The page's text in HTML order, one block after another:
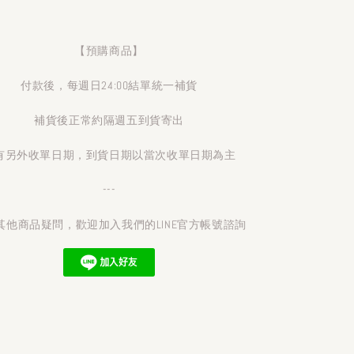
【預購商品】
付款後，每週日24:00結單統一補貨
補貨後正常約隔週五到貨寄出
另外收單日期，到貨日期以當次收單日期為主
---
他商品疑問，歡迎加入我們的LINE官方帳號諮詢